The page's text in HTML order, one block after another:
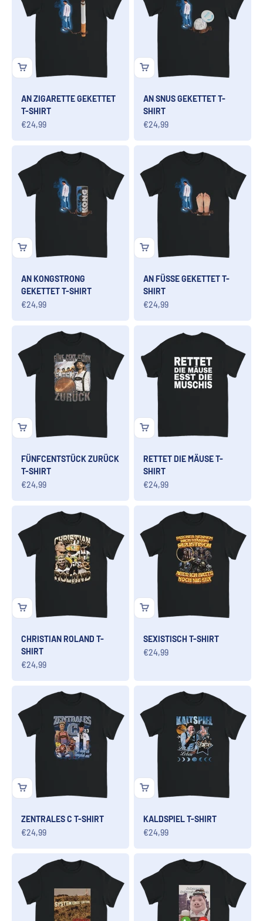
AN ZIGARETTE GEKETTET
T-SHIRT
Angebot
€24,99
AN SNUS GEKETTET T-
SHIRT
Angebot
€24,99
AN KONGSTRONG
GEKETTET T-SHIRT
Angebot
€24,99
AN FÜSSE GEKETTET T-
SHIRT
Angebot
€24,99
FÜNFCENTSTÜCK ZURÜCK
T-SHIRT
Angebot
€24,99
RETTET DIE MÄUSE T-
SHIRT
Angebot
€24,99
CHRISTIAN ROLAND T-
SHIRT
Angebot
€24,99
SEXISTISCH T-SHIRT
Angebot
€24,99
ZENTRALES C T-SHIRT
Angebot
€24,99
KALDSPIEL T-SHIRT
Angebot
€24,99